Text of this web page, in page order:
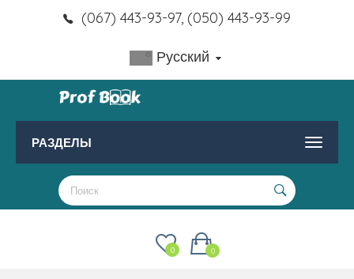
(067) 443-93-97, (050) 443-93-99
Русский
РАЗДЕЛЫ
0
0